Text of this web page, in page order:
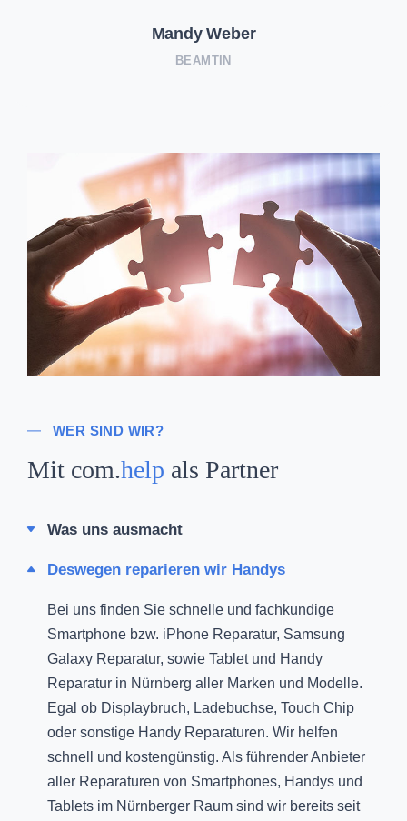
Mandy Weber
BEAMTIN
WER SIND WIR?
Mit com.help als Partner
Was uns ausmacht
Deswegen reparieren wir Handys
Bei uns finden Sie schnelle und fachkundige
Smartphone bzw. iPhone Reparatur, Samsung
Galaxy Reparatur, sowie Tablet und Handy
Reparatur in Nürnberg aller Marken und Modelle.
Egal ob Displaybruch, Ladebuchse, Touch Chip
oder sonstige Handy Reparaturen. Wir helfen
schnell und kostengünstig. Als führender Anbieter
aller Reparaturen von Smartphones, Handys und
Tablets im Nürnberger Raum sind wir bereits seit